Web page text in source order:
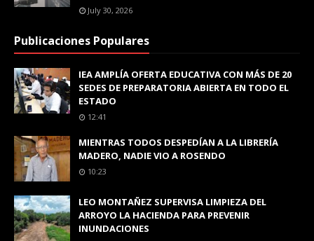
July 30, 2026
Publicaciones Populares
IEA AMPLÍA OFERTA EDUCATIVA CON MÁS DE 20
SEDES DE PREPARATORIA ABIERTA EN TODO EL
ESTADO
12:41
MIENTRAS TODOS DESPEDÍAN A LA LIBRERÍA
MADERO, NADIE VIO A ROSENDO
10:23
LEO MONTAÑEZ SUPERVISA LIMPIEZA DEL
ARROYO LA HACIENDA PARA PREVENIR
INUNDACIONES